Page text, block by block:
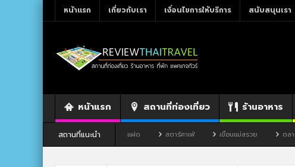
หน้าแรก เกี่ยวกับเรา เงื่อนไขการให้บริการ สนับสนุนเรา
หน้าแรก สถานที่ท่องเที่ยว ร้านอาหาร
สถานที่แนะนำ
ร้านอาหาร By แม่แฝด สตาร์คาเฟ่ เขื่อนแม่สรวย ตลาด